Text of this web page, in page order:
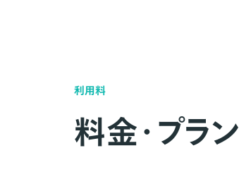
利用料
料金・プラン